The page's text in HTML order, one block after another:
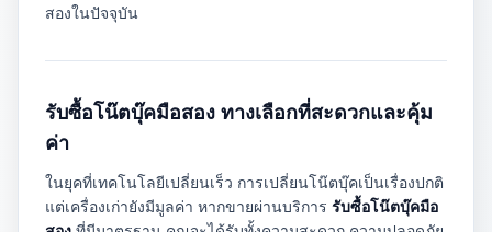
สองในปัจจุบัน
รับซื้อโน๊ตบุ๊คมือสอง ทางเลือกที่สะดวกและคุ้ม
ค่า
ในยุคที่เทคโนโลยีเปลี่ยนเร็ว การเปลี่ยนโน๊ตบุ๊คเป็นเรื่องปกติ
แต่เครื่องเก่ายังมีมูลค่า หากขายผ่านบริการ รับซื้อโน๊ตบุ๊คมือ